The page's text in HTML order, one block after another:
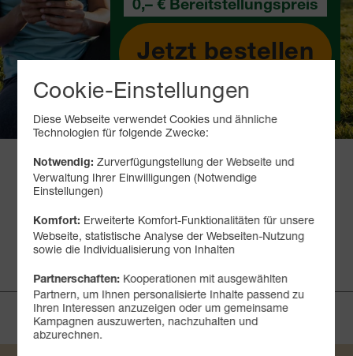
0,– € Bereitstellungspreis
Jetzt bestellen
Produktinformationsblatt
FAIRE 5G-TARIFE & FAIRE
10 GB
6,99 €
25 GB
8,99 €
50 GB
11,99 €
75 GB
SOMMER-DEAL
Cookie-Einstellungen
Diese Webseite verwendet Cookies und ähnliche
Technologien für folgende Zwecke:
Notwendig: Zurverfügungstellung der Webseite und
Verwaltung Ihrer Einwilligungen (Notwendige
Einstellungen)
Komfort: Erweiterte Komfort-Funktionalitäten für unsere
Webseite, statistische Analyse der Webseiten-Nutzung
sowie die Individualisierung von Inhalten
Partnerschaften: Kooperationen mit ausgewählten
Partnern, um Ihnen personalisierte Inhalte passend zu
Ihren Interessen anzuzeigen oder um gemeinsame
Kampagnen auszuwerten, nachzuhalten und
abzurechnen.